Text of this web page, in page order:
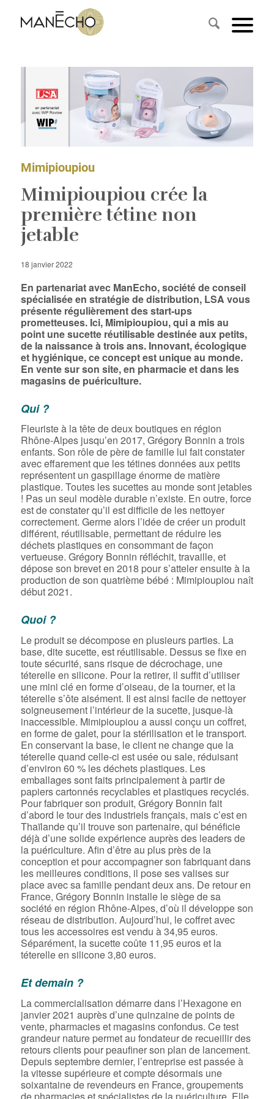
Mimipioupiou
Mimipioupiou crée la
première tétine non
jetable
18 janvier 2022
En partenariat avec ManEcho, société de conseil
spécialisée en stratégie de distribution, LSA vous
présente régulièrement des start-ups
prometteuses. Ici, Mimipioupiou, qui a mis au
point une sucette réutilisable destinée aux petits,
de la naissance à trois ans. Innovant, écologique
et hygiénique, ce concept est unique au monde.
En vente sur son site, en pharmacie et dans les
magasins de puériculture.
Qui ?
Fleuriste à la tête de deux boutiques en région
Rhône-Alpes jusqu’en 2017, Grégory Bonnin a trois
enfants. Son rôle de père de famille lui fait constater
avec effarement que les tétines données aux petits
représentent un gaspillage énorme de matière
plastique. Toutes les sucettes au monde sont jetables
! Pas un seul modèle durable n’existe. En outre, force
est de constater qu’il est difficile de les nettoyer
correctement. Germe alors l’idée de créer un produit
différent, réutilisable, permettant de réduire les
déchets plastiques en consommant de façon
vertueuse. Grégory Bonnin réfléchit, travaille, et
dépose son brevet en 2018 pour s’atteler ensuite à la
production de son quatrième bébé : Mimipioupiou naît
début 2021.
Quoi ?
Le produit se décompose en plusieurs parties. La
base, dite sucette, est réutilisable. Dessus se fixe en
toute sécurité, sans risque de décrochage, une
téterelle en silicone. Pour la retirer, il suffit d’utiliser
une mini clé en forme d’oiseau, de la tourner, et la
téterelle s’ôte aisément. Il est ainsi facile de nettoyer
soigneusement l’intérieur de la sucette, jusque-là
inaccessible. Mimipioupiou a aussi conçu un coffret,
en forme de galet, pour la stérilisation et le transport.
En conservant la base, le client ne change que la
téterelle quand celle-ci est usée ou sale, réduisant
d’environ 60 % les déchets plastiques. Les
emballages sont faits principalement à partir de
papiers cartonnés recyclables et plastiques recyclés.
Pour fabriquer son produit, Grégory Bonnin fait
d’abord le tour des industriels français, mais c’est en
Thaïlande qu’il trouve son partenaire, qui bénéficie
déjà d’une solide expérience auprès des leaders de
la puériculture. Afin d’être au plus près de la
conception et pour accompagner son fabriquant dans
les meilleures conditions, il pose ses valises sur
place avec sa famille pendant deux ans. De retour en
France, Grégory Bonnin installe le siège de sa
société en région Rhône-Alpes, d’où il développe son
réseau de distribution. Aujourd’hui, le coffret avec
tous les accessoires est vendu à 34,95 euros.
Séparément, la sucette coûte 11,95 euros et la
téterelle en silicone 3,80 euros.
Et demain ?
La commercialisation démarre dans l’Hexagone en
janvier 2021 auprès d’une quinzaine de points de
vente, pharmacies et magasins confondus. Ce test
grandeur nature permet au fondateur de recueillir des
retours clients pour peaufiner son plan de lancement.
Depuis septembre dernier, l’entreprise est passée à
la vitesse supérieure et compte désormais une
soixantaine de revendeurs en France, groupements
de pharmacies et spécialistes de la puériculture. Elle